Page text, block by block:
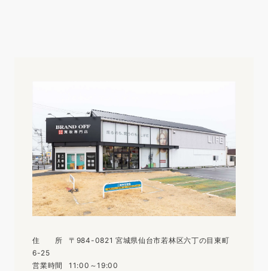
住 所
〒984-0821 宮城県仙台市若林区六丁の目東町
6-25
営業時間
11:00～19:00